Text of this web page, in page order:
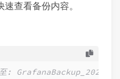
查看备份内容。
: